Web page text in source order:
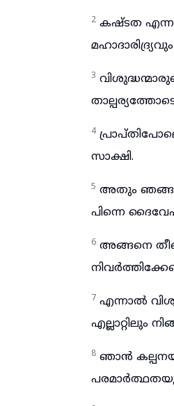
2 കഷ്ടത എന്ന
3
4
സാക്ഷി.
5 അതും ഞങ്ങൾ
പിന്നെ
6 അങ്ങനെ
7 എന്നാൽ
എല്ലാറ്റിലും
8 ഞാൻ